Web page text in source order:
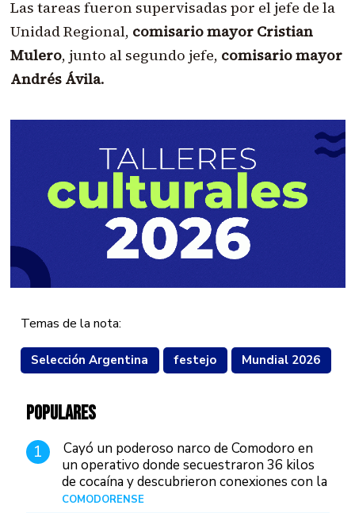
Las tareas fueron supervisadas por el jefe de la
Unidad Regional, comisario mayor Cristian
Mulero, junto al segundo jefe, comisario mayor
Andrés Ávila.
Temas de la nota:
Selección Argentina festejo Mundial 2026
POPULARES
1
Cayó un poderoso narco de Comodoro en
un operativo donde secuestraron 36 kilos
de cocaína y descubrieron conexiones con la
Patagonia
COMODORENSE